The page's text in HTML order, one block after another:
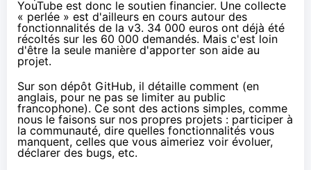
YouTube est donc le soutien financier. Une collecte
« perlée » est d'ailleurs en cours autour des
fonctionnalités de la v3. 34 000 euros ont déjà été
récoltés sur les 60 000 demandés. Mais c'est loin
d'être la seule manière d'apporter son aide au
projet.
Sur son dépôt GitHub, il détaille comment (en
anglais, pour ne pas se limiter au public
francophone). Ce sont des actions simples, comme
nous le faisons sur nos propres projets: participer à
la communauté, dire quelles fonctionnalités vous
manquent, celles que vous aimeriez voir évoluer,
déclarer des bugs, etc.